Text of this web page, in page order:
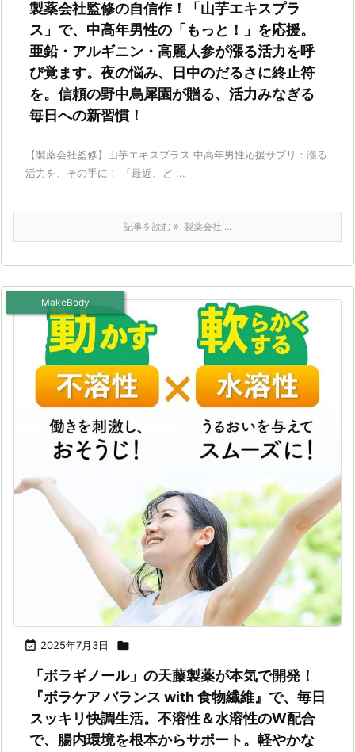
製薬会社監修の自信作！「山芋エキスプラ
ス」で、中高年男性の「もっと！」を応援。
亜鉛・アルギニン・高麗人参が漲る活力を呼
び覚ます。夜の悩み、日中のだるさに終止符
を。信頼の野中烏犀園が贈る、活力みなぎる
毎日への新習慣！
【製薬会社監修】山芋エキスプラス 中高年男性応援サプリ：漲る
活力を、その手に！ 「最近、ど ...
記事を読む 製薬会社 ...
 2025年7月3日 
MakeBody
「ボラギノール」の天藤製薬が本気で開発！
『ボラケア バランス with 食物繊維』で、毎日
スッキリ快調生活。不溶性＆水溶性のW配合
で、腸内環境を根本からサポート。軽やかな